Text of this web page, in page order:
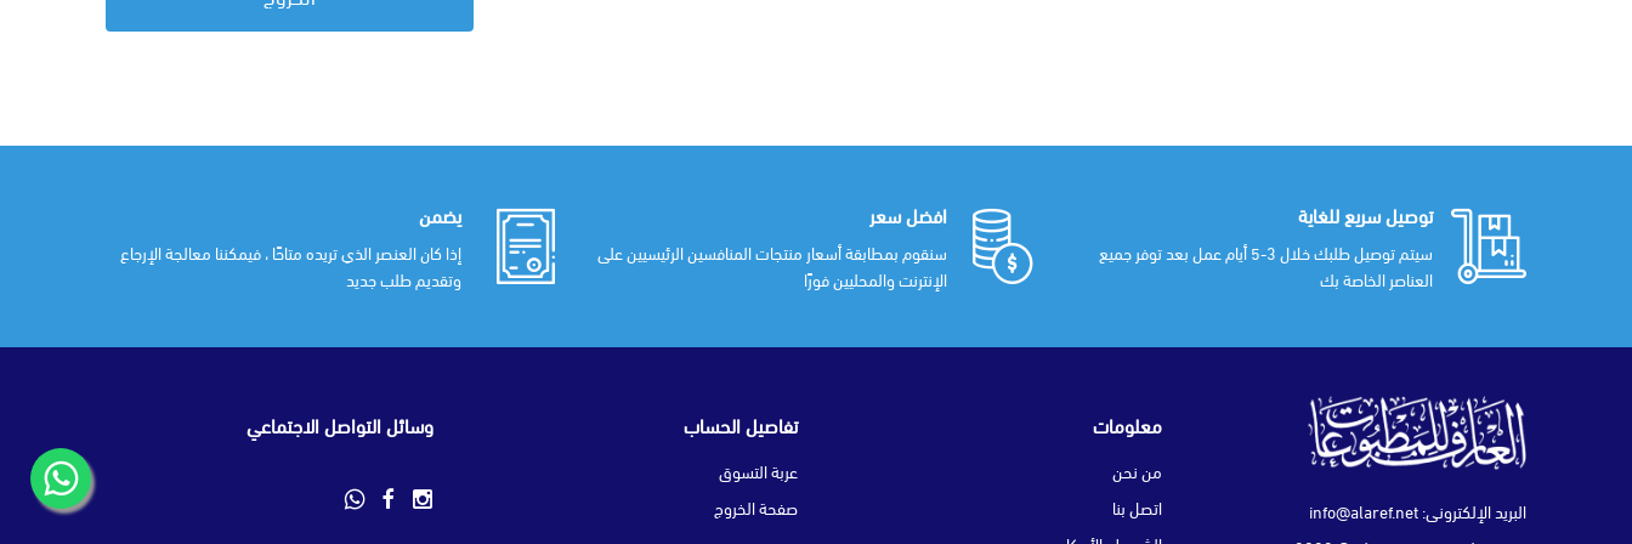
توصيل سريع للغاية
سيتم توصيل طلبك خلال 3-5 أيام عمل بعد توفر جميع
العناصر الخاصة بك
افضل سعر
سنقوم بمطابقة أسعار منتجات المنافسين الرئيسيين على
الإنترنت والمحليين فورًا
يضمن
إذا كان العنصر الذي تريده متاحًا ، فيمكننا معالجة الإرجاع
وتقديم طلب جديد
البريد الإلكتروني:info@alaref.net
معلومات
من نحن
اتصل بنا
تفاصيل الحساب
عربة التسوق
صفحة الخروج
وسائل التواصل الاجتماعي